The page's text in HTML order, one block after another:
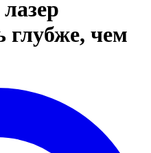
глубже, чем